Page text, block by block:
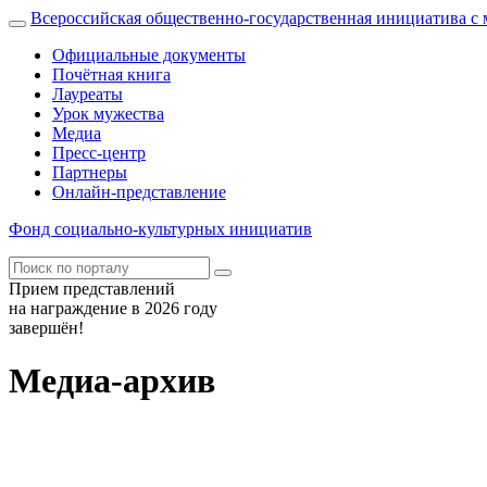
Всероссийская общественно-государственная инициатива
Официальные документы
Почётная книга
Лауреаты
Урок мужества
Медиа
Пресс-центр
Партнеры
Онлайн-представление
Фонд социально-культурных инициатив
Прием представлений
на награждение в 2026 году
завершён!
Медиа-архив